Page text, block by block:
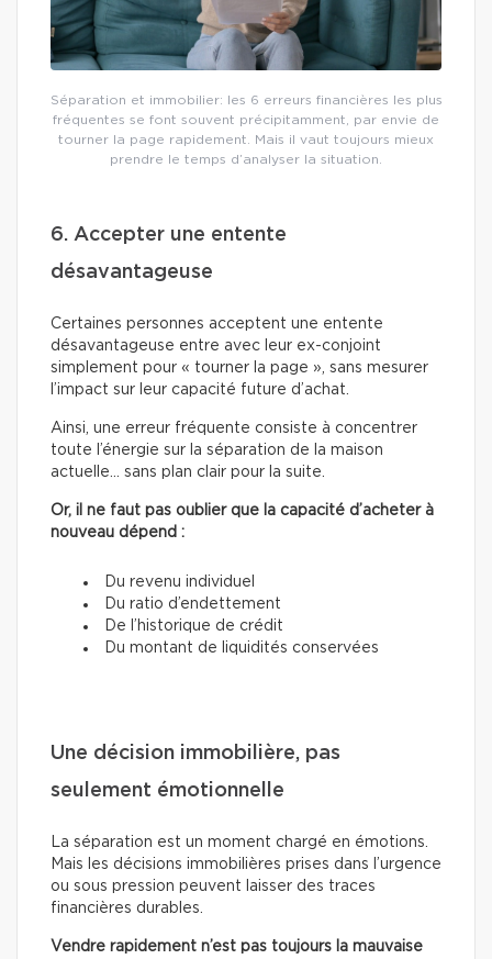
Séparation et immobilier: les 6 erreurs financières les plus
fréquentes se font souvent précipitamment, par envie de
tourner la page rapidement. Mais il vaut toujours mieux
prendre le temps d’analyser la situation.
6. Accepter une entente
désavantageuse
Certaines personnes acceptent une entente
désavantageuse entre avec leur ex-conjoint
simplement pour « tourner la page », sans mesurer
l’impact sur leur capacité future d’achat.
Ainsi, une erreur fréquente consiste à concentrer
toute l’énergie sur la séparation de la maison
actuelle… sans plan clair pour la suite.
Or, il ne faut pas oublier que la capacité d’acheter à
nouveau dépend :
Du revenu individuel
Du ratio d’endettement
De l’historique de crédit
Du montant de liquidités conservées
Une décision immobilière, pas
seulement émotionnelle
La séparation est un moment chargé en émotions.
Mais les décisions immobilières prises dans l’urgence
ou sous pression peuvent laisser des traces
financières durables.
Vendre rapidement n’est pas toujours la mauvaise